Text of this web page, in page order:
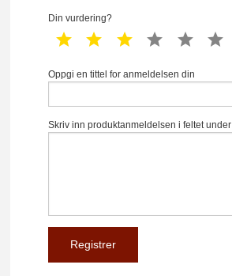
Din vurdering?
1 star 2 star 3 star 4 star 5 star
Oppgi en tittel for anmeldelsen din
Skriv inn produktanmeldelsen i feltet under